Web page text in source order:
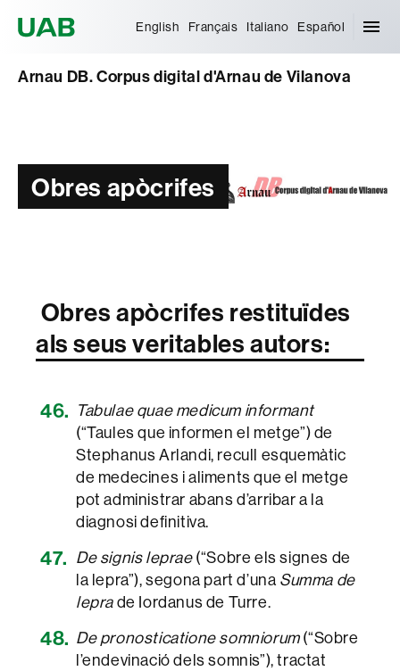
English Français Italiano Español
Arnau DB. Corpus digital d'Arnau de Vilanova
Obres apòcrifes
Obres apòcrifes restituïdes
als seus veritables autors:
Tabulae quae medicum informant
(“Taules que informen el metge”) de
Stephanus Arlandi, recull esquemàtic
de medecines i aliments que el metge
pot administrar abans d’arribar a la
diagnosi definitiva.
De signis leprae(“Sobre els signes de
la lepra”), segona part d’una Summa de
leprade Iordanus de Turre.
De pronosticatione somniorum(“Sobre
l’endevinació dels somnis”), tractat